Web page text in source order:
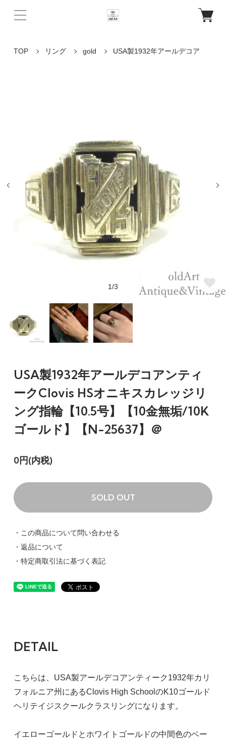
TOP リング gold USA製1932年アールデコア
1/3
USA製1932年アールデコアンティ
ークClovis HSオニキスカレッジリ
ング指輪【10.5号】【10金無垢/10K
ゴールド】【N-25637】＠
0円(内税)
SOLD OUT
・この商品について問い合わせる
・返品について
・特定商取引法に基づく表記
DETAIL
こちらは、USA製アールデコアンティーク1932年カリ
フォルニア州にあるClovis High SchoolのK10ゴールド
ヘリテイジスクールクラスリングになります。
イエローゴールドとホワイトゴールドの中間色のベー